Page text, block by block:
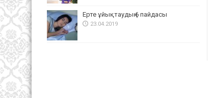
Ерте ұйықтаудың 6 пайдасы
23.04.2019